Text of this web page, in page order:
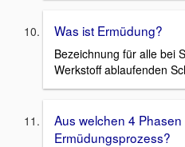
Was ist Ermüdung?
Bezeichnung für alle bei
Werkstoff ablaufenden
Aus welchen 4
Ermüdungsprozess?